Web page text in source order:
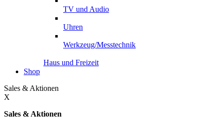
TV und Audio
Uhren
Werkzeug/Messtechnik
Haus und Freizeit
Shop
Sales & Aktionen
X
Sales & Aktionen